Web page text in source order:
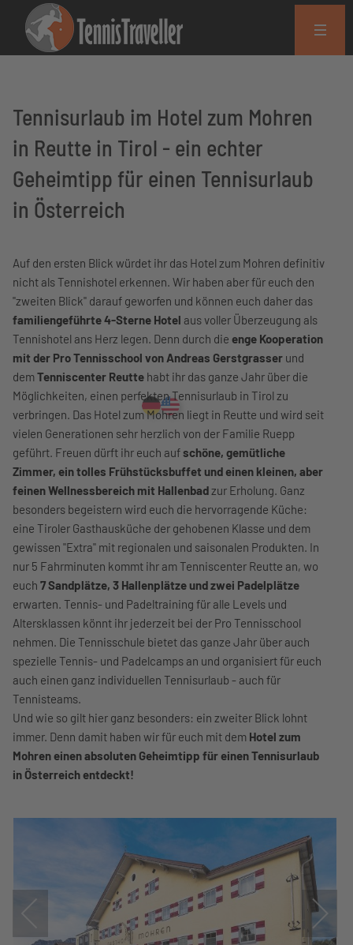
Tennisurlaub im Hotel zum Mohren
in Reutte in Tirol - ein echter
Geheimtipp für einen Tennisurlaub
in Österreich
Auf den ersten Blick würdet ihr das Hotel zum Mohren definitiv
nicht als Tennishotel erkennen. Wir haben aber für euch den
"zweiten Blick" darauf geworfen und können euch daher das
familiengeführte 4-Sterne Hotel aus voller Überzeugung als
Tennishotel ans Herz legen. Denn durch die enge Kooperation
mit der Pro Tennisschool von Andreas Gerstgrasser und
demTenniscenter Reutte habt ihr das ganze Jahr über die
Möglichkeiten, einen perfekten Tennisurlaub in Tirol zu
verbringen. Das Hotel zum Mohren liegt in Reutte und wird seit
vielen Generationen sehr herzlich von der Familie Ruepp
geführt. Freuen dürft ihr euch aufschöne, gemütliche
Zimmer, ein tolles Frühstücksbuffet und einen kleinen, aber
feinen Wellnessbereich mit Hallenbadzur Erholung. Ganz
besonders begeistern wird euch die hervorragende Küche:
eine Tiroler Gasthausküche der gehobenen Klasse und dem
gewissen "Extra" mit regionalen und saisonalen Produkten. In
nur 5 Fahrminuten kommt ihr am Tenniscenter Reutte an, wo
euch 7 Sandplätze, 3 Hallenplätze und zwei Padelplätze
erwarten. Tennis- und Padeltraining für alle Levels und
Altersklassen könnt ihr jederzeit bei der Pro Tennisschool
nehmen. Die Tennisschule bietet das ganze Jahr über auch
spezielle Tennis- und Padelcamps an und organisiert für euch
auch einen ganz individuellen Tennisurlaub - auch für
Tennisteams.
Und wie so gilt hier ganz besonders: ein zweiter Blick lohnt
immer. Denn damit haben wir für euch mit dem Hotel zum
Mohren einen absoluten Geheimtipp für einen Tennisurlaub
in Österreich entdeckt!